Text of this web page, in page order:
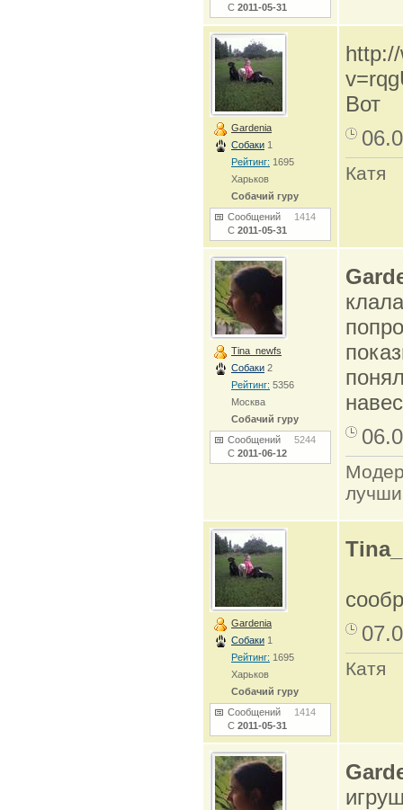
С 2011-05-31
Gardenia
Собаки 1
Рейтинг: 1695
Харьков
Собачий гуру
Сообщений 1414
С 2011-05-31
Вот
Катя
Tina_newfs
Собаки 2
Рейтинг: 5356
Москва
Собачий гуру
Сообщений 5244
С 2011-06-12
Gardenia
Собаки 1
Рейтинг: 1695
Харьков
Собачий гуру
Сообщений 1414
С 2011-05-31
Катя